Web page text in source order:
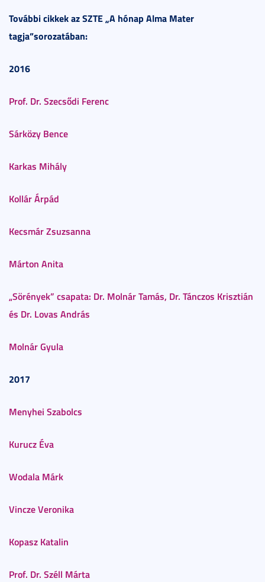
További cikkekaz SZTE „A hónap Alma Mater
tagja”sorozatában:
2016
Prof. Dr. Szecsődi Ferenc
Sárközy Bence
Karkas Mihály
Kollár Árpád
Kecsmár Zsuzsanna
Márton Anita
„Sörények” csapata: Dr. Molnár Tamás, Dr. Tánczos Krisztián
és Dr. Lovas András
Molnár Gyula
2017
Menyhei Szabolcs
Kurucz Éva
Wodala Márk
Vincze Veronika
Kopasz Katalin
Prof. Dr. Széll Márta